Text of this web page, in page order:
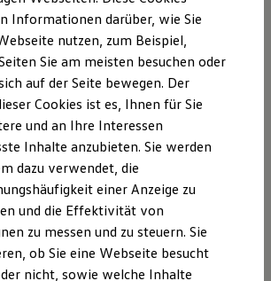
Kauf
Förderung
und Konnektivität
ID. Software 6
Versionen und Updates
Extras
zu Ihrem ID.
R und R Experience
Neo erfahren
Informationen darüber, wie Sie
nutzen, zum Beispiel,
Sie am meisten besuchen oder
auf der Seite bewegen. Der
Cookies ist es, Ihnen für Sie
und an Ihre Interessen
Inhalte anzubieten. Sie werden
dazu verwendet, die
einer Anzeige zu
und die Effektivität von
zu messen und zu steuern. Sie
ob Sie eine Webseite besucht
nicht, sowie welche Inhalte